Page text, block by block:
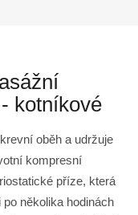
kotníkové
oběh a udržuje
kompresní
příze, která
několika hodinách